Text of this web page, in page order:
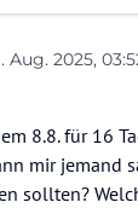
Aug. 2025,
von
8.8. für 16
mir jemand
sollten?